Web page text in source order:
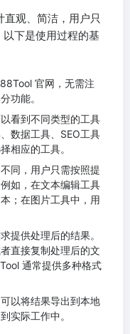
观、简洁，用户只
下是使用过程的基
官网，无需注
功能。
看到不同类型的工具
数据工具、SEO工具
相应的工具。
同，用户只需按照提
如，在文本编辑工具
；在图片工具中，用
提供处理后的结果。
直接复制处理后的文
通常提供多种格式
以将结果导出到本地
实际工作中。